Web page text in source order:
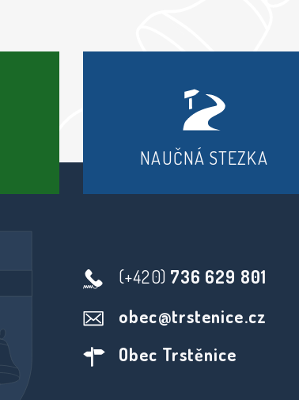
NAUČNÁ STEZKA
(+420) 736 629 801
obec@trstenice.cz
Obec Trstěnice